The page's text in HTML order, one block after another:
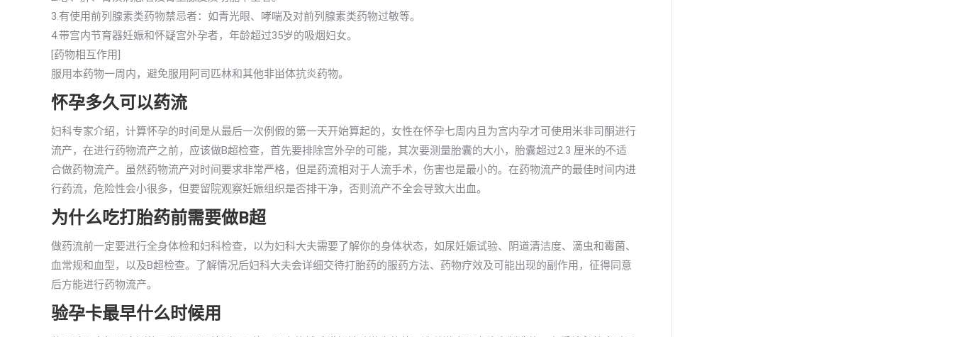
3.有使用前列腺素类药物禁忌者：如青光眼、哮喘及对前列腺素类药物过敏等。
4.带宫内节育器妊娠和怀疑宫外孕者，年龄超过35岁的吸烟妇女。
[药物相互作用]
服用本药物一周内，避免服用阿司匹林和其他非畄体抗炎药物。
怀孕多久可以药流
妇科专家介绍，计算怀孕的时间是从最后一次例假的第一天开始算起的，女性在怀孕七周内且为宫内孕才可使用米非司酮进行
流产，在进行药物流产之前，应该做B超检查，首先要排除宫外孕的可能，其次要测量胎囊的大小，胎囊超过2.3 厘米的不适
合做药物流产。虽然药物流产对时间要求非常严格，但是药流相对于人流手术，伤害也是最小的。在药物流产的最佳时间内进
行药流，危险性会小很多，但要留院观察妊娠组织是否排干净，否则流产不全会导致大出血。
为什么吃打胎药前需要做B超
做药流前一定要进行全身体检和妇科检查，以为妇科大夫需要了解你的身体状态，如尿妊娠试验、阴道清洁度、滴虫和霉菌、
血常规和血型，以及B超检查。了解情况后妇科大夫会详细交待打胎药的服药方法、药物疗效及可能出现的副作用，征得同意
后方能进行药物流产。
验孕卡最早什么时候用